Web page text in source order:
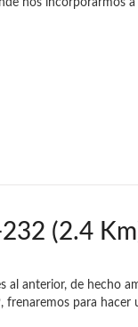
nos incorporarmos a
(2.4
al anterior, de hecho
frenaremos para hacer